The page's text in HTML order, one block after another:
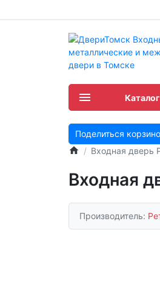
Каталог
Поделиться
Входная дверь
Входная
Производитель: